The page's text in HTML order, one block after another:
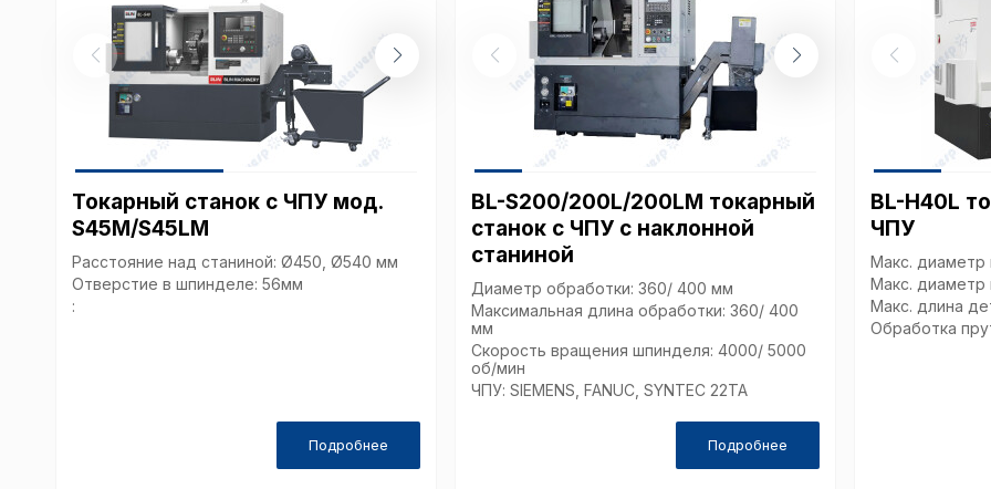
Токарный станок с ЧПУ мод.
S45M/S45LM
Расстояние над станиной: Ø450, Ø540 мм
Отверстие в шпинделе: 56мм
:
Подробнее
BL-S200/200L/200LM токарный
станок с ЧПУ с наклонной
станиной
Диаметр обработки: 360/ 400 мм
Максимальная длина обработки: 360/ 400
мм
Скорость вращения шпинделя: 4000/ 5000
об/мин
ЧПУ: SIEMENS, FANUC, SYNTEC 22TA
Подробнее
BL-H40L
ЧПУ
Макс. диаметр
Макс. диаметр
Макс. длина
Обработка